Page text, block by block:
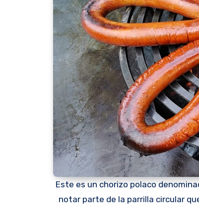
Este es un chorizo polaco
notar parte de la parrilla circular